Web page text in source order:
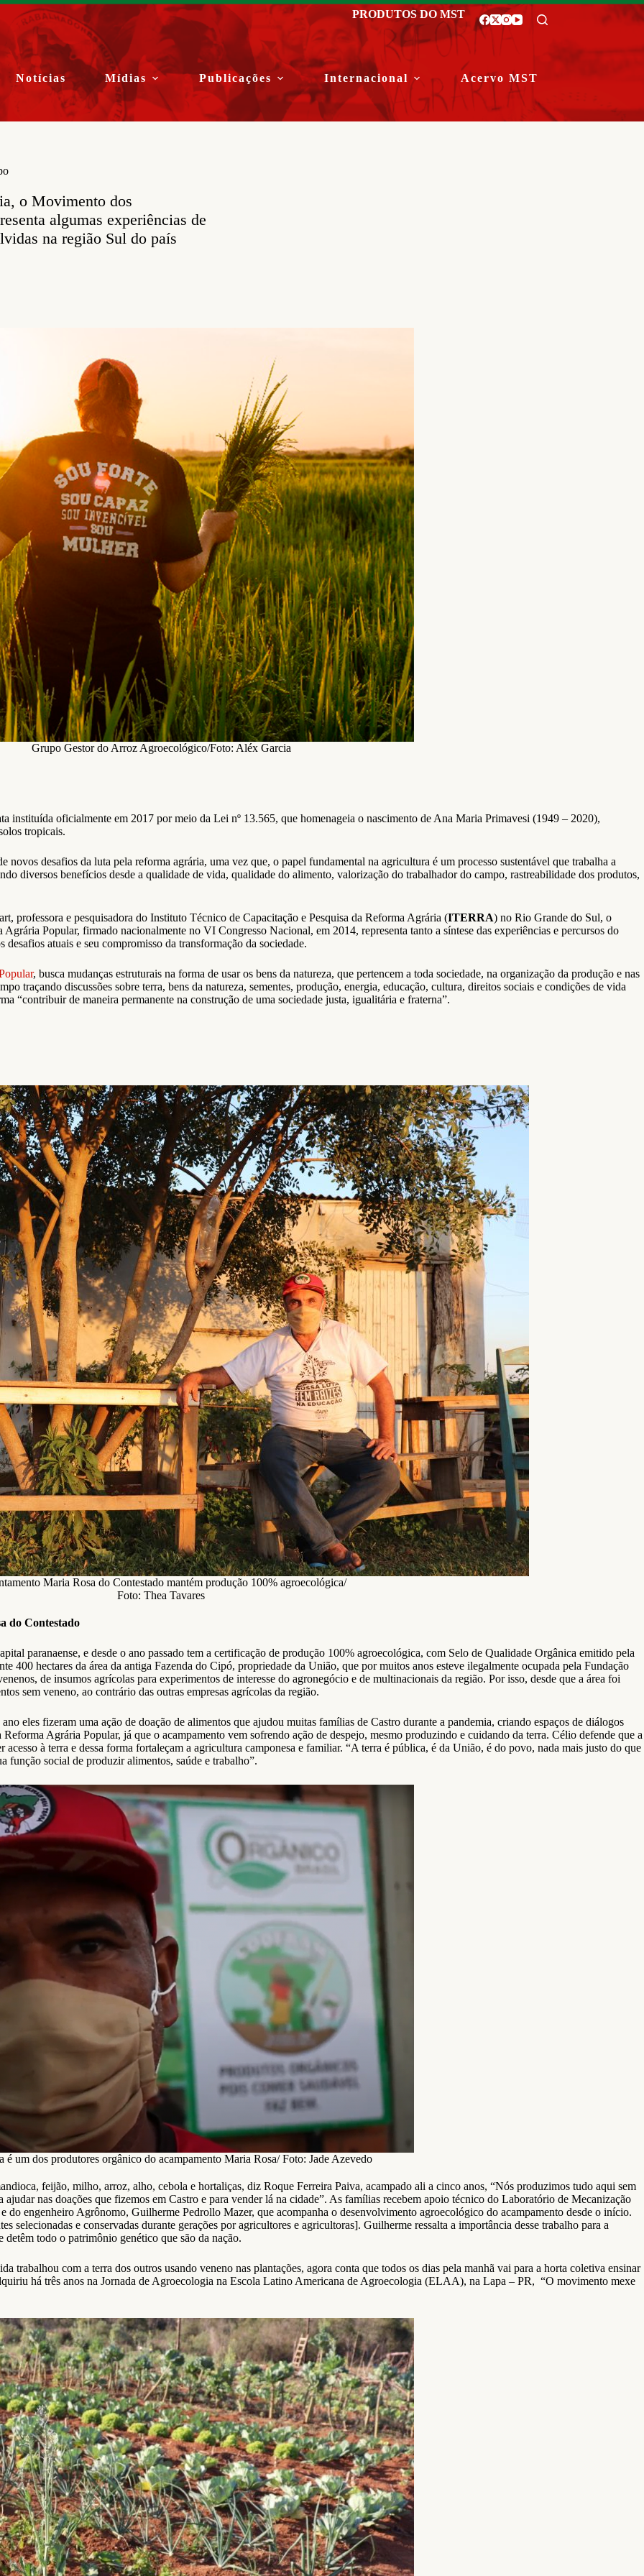
PRODUTOS DO MST
Notícias Mídias Publicações Internacional Acervo MST
o Movimento dos
algumas experiências de
na região Sul do país
Grupo Gestor do Arroz Agroecológico/Foto: Aléx Garcia
instituída oficialmente em 2017 por meio da Lei nº 13.565, que homenageia o nascimento de Ana Maria Primavesi (1949 – 2020),
tropicais.
desafios da luta pela reforma agrária, uma vez que, o papel fundamental na agricultura é um processo sustentável que trabalha a
diversos benefícios desde a qualidade de vida, qualidade do alimento, valorização do trabalhador do campo, rastreabilidade dos produtos,
professora e pesquisadora do Instituto Técnico de Capacitação e Pesquisa da Reforma Agrária (ITERRA) no Rio Grande do Sul, o
Agrária Popular, firmado nacionalmente no VI Congresso Nacional, em 2014, representa tanto a síntese das experiências e percursos do
atuais e seu compromisso da transformação da sociedade.
, busca mudanças estruturais na forma de usar os bens da natureza, que pertencem a toda sociedade, na organização da produção e nas
traçando discussões sobre terra, bens da natureza, sementes, produção, energia, educação, cultura, direitos sociais e condições de vida
“contribuir de maneira permanente na construção de uma sociedade justa, igualitária e fraterna”.
Maria Rosa do Contestado mantém produção 100% agroecológica/
Foto: Thea Tavares
do Contestado
paranaense, e desde o ano passado tem a certificação de produção 100% agroecológica, com Selo de Qualidade Orgânica emitido pela
400 hectares da área da antiga Fazenda do Cipó, propriedade da União, que por muitos anos esteve ilegalmente ocupada pela Fundação
de insumos agrícolas para experimentos de interesse do agronegócio e de multinacionais da região. Por isso, desde que a área foi
sem veneno, ao contrário das outras empresas agrícolas da região.
eles fizeram uma ação de doação de alimentos que ajudou muitas famílias de Castro durante a pandemia, criando espaços de diálogos
Agrária Popular, já que o acampamento vem sofrendo ação de despejo, mesmo produzindo e cuidando da terra. Célio defende que a
à terra e dessa forma fortaleçam a agricultura camponesa e familiar. “A terra é pública, é da União, é do povo, nada mais justo do que
função social de produzir alimentos, saúde e trabalho”.
é um dos produtores orgânico do acampamento Maria Rosa/ Foto: Jade Azevedo
feijão, milho, arroz, alho, cebola e hortaliças, diz Roque Ferreira Paiva, acampado ali a cinco anos, “Nós produzimos tudo aqui sem
nas doações que fizemos em Castro e para vender lá na cidade”. As famílias recebem apoio técnico do Laboratório de Mecanização
engenheiro Agrônomo, Guilherme Pedrollo Mazer, que acompanha o desenvolvimento agroecológico do acampamento desde o início.
selecionadas e conservadas durante gerações por agricultores e agricultoras]. Guilherme ressalta a importância desse trabalho para a
todo o patrimônio genético que são da nação.
trabalhou com a terra dos outros usando veneno nas plantações, agora conta que todos os dias pela manhã vai para a horta coletiva ensinar
há três anos na Jornada de Agroecologia na Escola Latino Americana de Agroecologia (ELAA), na Lapa – PR, “O movimento mexe